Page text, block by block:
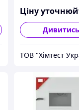
Ціну
Дивитись
ТОВ "Хімтест